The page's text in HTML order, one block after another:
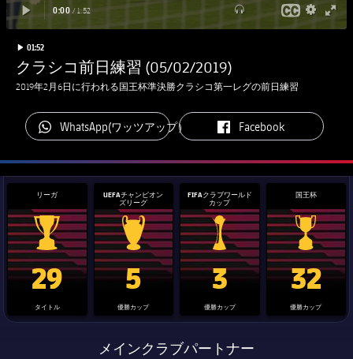
10年毎
会長
レジェンド
plusicon
label.aria.plus
プレスパス
Facilities
スケジュール
結果
順位表
バルサAtlètic
plusicon
label.aria.plus
チケット
結果
PLUSICON
LABEL.ARIA.PLUS
トップチーム
スケジュール
チケット
結果
順位表
トップチーム
plusicon
label.aria.plus
スケジュール
チケット
PLUSICON
LABEL.ARIA.PLUS
トップチーム
plusicon
label.aria.plus
スケジュール
チケット
PLUSICON
LABEL.ARIA.PLUS
トップチーム
label.duration
Play video
01:52
クラシコ前日練習 (05/02/2019)
2019年2月6日に行われる国王杯準決勝クラシコ第一レグの前日練習
label.aria.whatsapp
WhatsApp(ワッツアップ） label.aria.facebook
Facebook
リーガ
La Liga trophy
29
タイトル
UEFAチャンピオン
ズリーグ
Champions League trophy
5
優勝カップ
FIFAクラブワールド
カップ
label.aria.clubworldcup
3
優勝カップ
国王杯
国王杯
32
優勝カップ
メインクラブパートナー